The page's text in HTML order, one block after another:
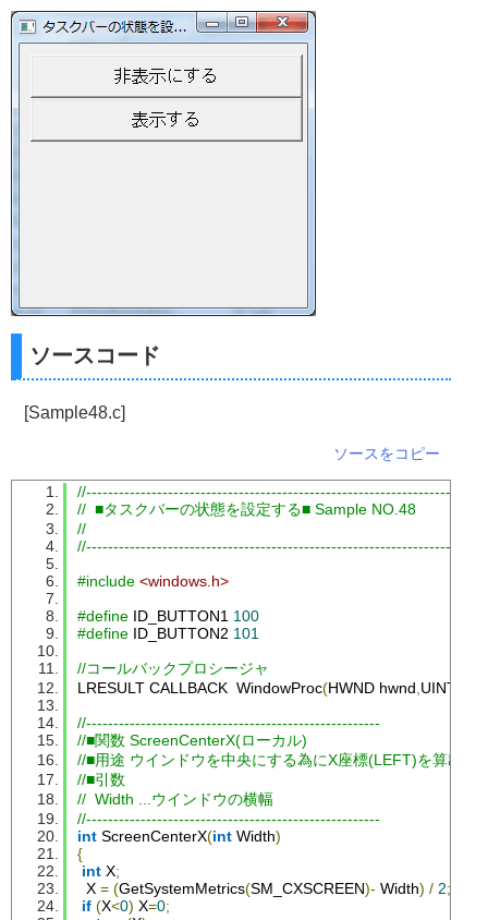
ソースコード
[Sample48.c]
ソースをコピー
//  ■タスクバーの状態を設定する■ Sample NO.48
//
#include <windows.h>
#define ID_BUTTON1 100
#define ID_BUTTON2 101
//コールバックプロシージャ
LRESULT CALLBACK WindowProc(HWND hwnd,UINT
//------------------------------------------------------
//■関数 ScreenCenterX(ローカル)
//■用途 ウインドウを中央にする為にX座標(LEFT)を算出す
//■引数
//  Width ...ウインドウの横幅
//------------------------------------------------------
int ScreenCenterX(int Width)
{
int X;
  X
= (GetSystemMetrics(SM_CXSCREEN)- Width) / 2;
if (X<0) X=0;